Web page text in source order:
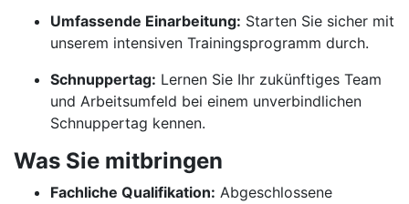
Umfassende Einarbeitung: Starten Sie sicher mit
unserem intensiven Trainingsprogramm durch.
Schnuppertag: Lernen Sie Ihr zukünftiges Team
und Arbeitsumfeld bei einem unverbindlichen
Schnuppertag kennen.
Was Sie mitbringen
Fachliche Qualifikation: Abgeschlossene